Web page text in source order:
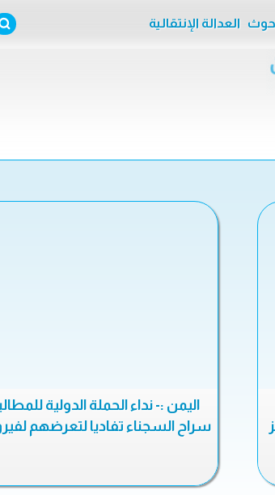
العدالة الإنتقالية
اليمن :- نداء الحملة الدولية
سراح السجناء تفاديا لتعرضهم